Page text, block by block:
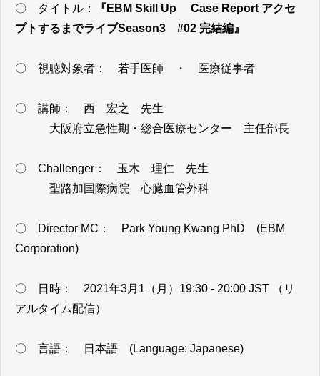
〇 タイトル：
『EBM Skill Up Case Report アクセ
プトするまでライブSeason3 #02 完結編』
〇 視聴対象者： 若手医師 ・ 医療従事者
〇 講師： 西 宏之 先生
大阪府立急性期・総合医療センター 主任部長
〇 Challenger： 玉木 理仁 先生
聖路加国際病院 心臓血管外科
〇 Director MC： Park Young Kwang PhD (EBM
Corporation)
〇 日時： 2021年3月1（月）19:30 - 20:00 JST （リ
アルタイム配信）
〇 言語： 日本語 (Language: Japanese)